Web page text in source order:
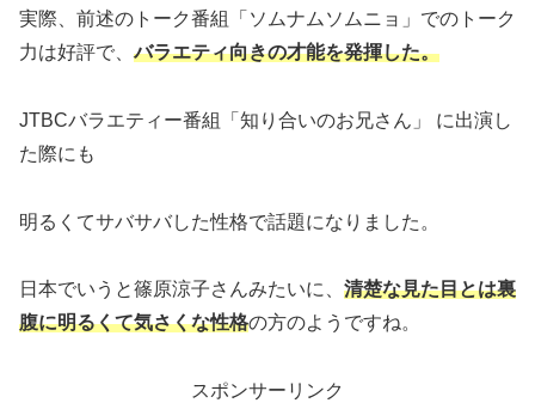
実際、前述のトーク番組「ソムナムソムニョ」でのトーク
力は好評で、バラエティ向きの才能を発揮した。
JTBCバラエティー番組「知り合いのお兄さん」 に出演し
た際にも
明るくてサバサバした性格で話題になりました。
日本でいうと篠原涼子さんみたいに、 清楚な見た目とは裏
腹に明るくて気さくな性格の方のようですね。
スポンサーリンク